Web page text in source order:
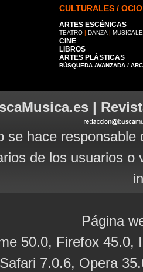
CULTURALES / OCIO
ARTES ESCÉNICAS
TEATRO | DANZA |
CINE
LIBROS
ARTES PLÁSTICAS
BÚSQUEDA AVANZADA /
|
se hace
de los usuarios
Página
50.0, Firefox 45.0,
7.0.6, Opera